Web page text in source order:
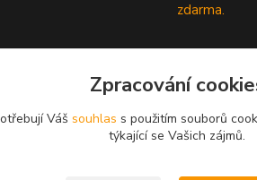
zdarma.
Zpracování
Váš souhlas s použitím souborů
týkající se Vašich zájmů.